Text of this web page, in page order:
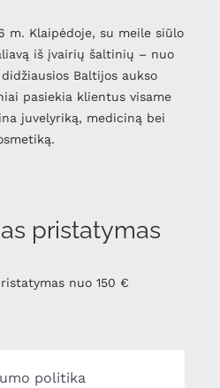
m. Klaipėdoje, su meile siūlo
iš įvairių šaltinių – nuo
Baltijos aukso
pasiekia klientus visame
juvelyriką, mediciną bei
pristatymas
nuo 150 €
politika